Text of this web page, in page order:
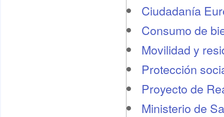
Ciudadanía
Consumo de
Movilidad y
Protección
Proyecto de
Ministerio de